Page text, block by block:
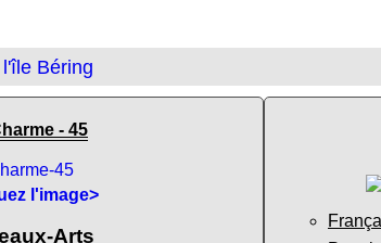
Béring
- 45
l'image>
Arts